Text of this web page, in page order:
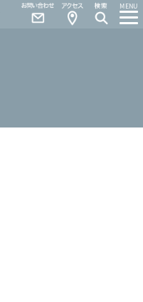
MENU
Access
Contact